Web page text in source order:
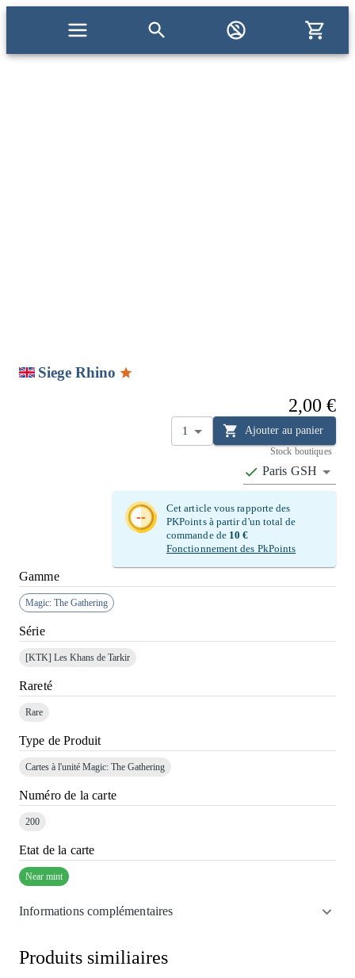
Siege Rhino
Gamme
Magic: The Gathering
Série
[KTK] Les Khans de Tarkir
Rareté
Rare
Type de Produit
Cartes à l'unité Magic: The Gathering
Numéro de la carte
200
Etat de la carte
Near mint
Informations complémentaires
2,00 €
1 Ajouter au panier
Stock boutiques
Paris GSH
--
Cet article vous rapporte des
PKPoints à partir d'un total de
commande de 10 €
Fonctionnement des PkPoints
Produits similiaires